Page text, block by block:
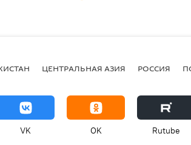
ЦЕНТРАЛЬНАЯ АЗИЯ РОССИЯ
VK OK Rutube